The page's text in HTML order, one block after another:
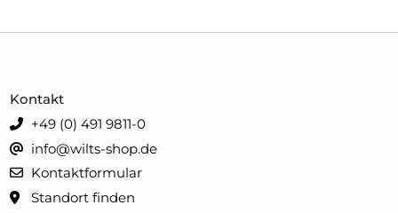
Kontakt
+49 (0) 491 9811-0
info@wilts-shop.de
Kontaktformular
Standort finden